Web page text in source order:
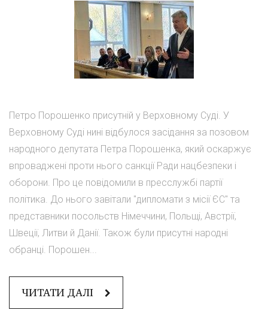
Петро Порошенко присутній у Верховному Суді. У
Верховному Суді нині відбулося засідання за позовом
народного депутата Петра Порошенка, який оскаржує
впроваджені проти нього санкції Ради нацбезпеки і
оборони. Про це повідомили в пресслужбі партії
політика. До нього завітали "дипломати з місії ЄС" та
представники посольств Німеччини, Польщі, Австрії,
Швеції, Литви й Данії. Також були присутні народні
обранці. Порошен...
ЧИТАТИ ДАЛІ